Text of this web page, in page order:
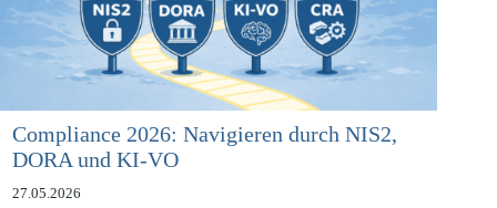
Compliance 2026: Navigieren durch NIS2,
DORA und KI-VO